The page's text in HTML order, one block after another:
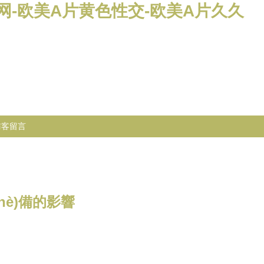
-欧美A片黄色性交-欧美A片久久
留言
備的影響